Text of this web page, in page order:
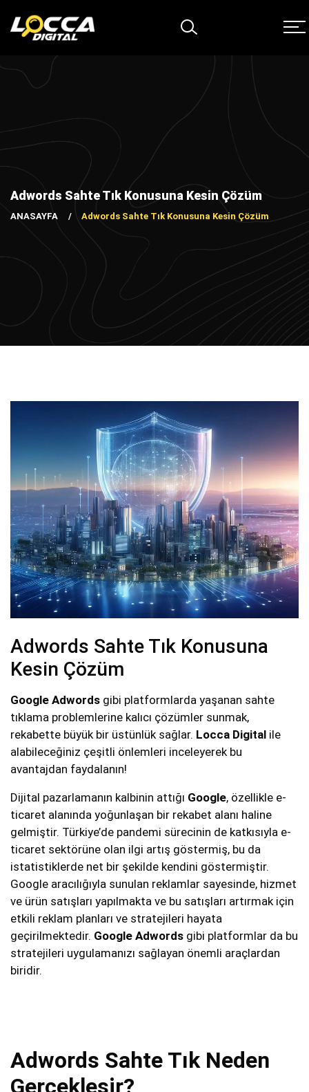
Adwords Sahte Tık Konusuna Kesin Çözüm
ANASAYFA Adwords Sahte Tık Konusuna Kesin Çözüm
Adwords Sahte Tık Konusuna
Kesin Çözüm
Google Adwords gibi platformlarda yaşanan sahte
tıklama problemlerine kalıcı çözümler sunmak,
rekabette büyük bir üstünlük sağlar. Locca Digital ile
alabileceğiniz çeşitli önlemleri inceleyerek bu
avantajdan faydalanın!
Dijital pazarlamanın kalbinin attığı Google, özellikle e-
ticaret alanında yoğunlaşan bir rekabet alanı haline
gelmiştir. Türkiye’de pandemi sürecinin de katkısıyla e-
ticaret sektörüne olan ilgi artış göstermiş, bu da
istatistiklerde net bir şekilde kendini göstermiştir.
Google aracılığıyla sunulan reklamlar sayesinde, hizmet
ve ürün satışları yapılmakta ve bu satışları artırmak için
etkili reklam planları ve stratejileri hayata
geçirilmektedir. Google Adwords gibi platformlar da bu
stratejileri uygulamanızı sağlayan önemli araçlardan
biridir.
Adwords Sahte Tık Neden
Gerçekleşir?